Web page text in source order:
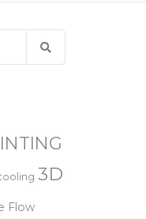
MILTON